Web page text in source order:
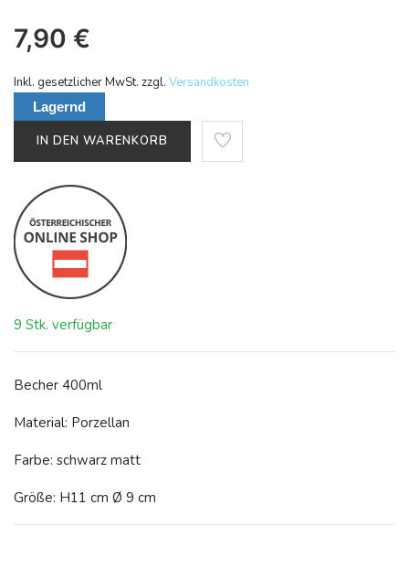
7,90 €
Inkl. gesetzlicher MwSt. zzgl. Versandkosten
Lagernd
IN DEN WARENKORB
9 Stk. verfügbar
Becher 400ml
Material: Porzellan
Farbe: schwarz matt
Größe: H11 cm Ø 9 cm